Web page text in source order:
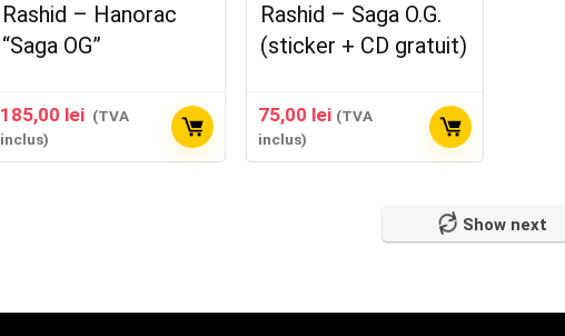
Rashid – Hanorac
“Saga OG”
185,00 lei (TVA
inclus)
Rashid – Saga O.G.
(sticker + CD gratuit)
75,00 lei (TVA
inclus)
Show next